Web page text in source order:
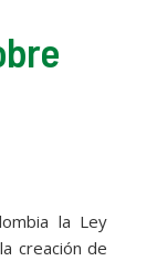
la Ley
creación de